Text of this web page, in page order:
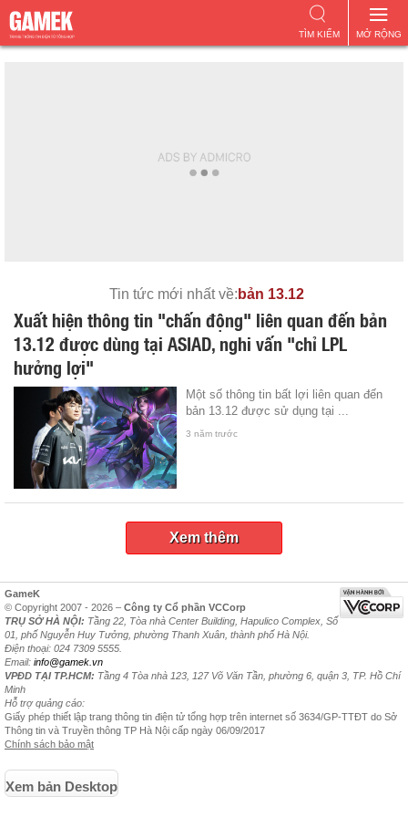
MỞ RỘNG
TÌM KIẾM
Tin tức mới nhất về: bản 13.12
Xuất hiện thông tin "chấn động" liên quan đến bản
13.12 được dùng tại ASIAD, nghi vấn "chỉ LPL
hưởng lợi"
Một số thông tin bất lợi liên quan đến
bản 13.12 được sử dụng tại ...
3 năm trước
Xem thêm
GameK
© Copyright 2007 - 2026 – Công ty Cổ phần VCCorp
TRỤ SỞ HÀ NỘI: Tầng 22, Tòa nhà Center Building, Hapulico Complex, Số
01, phố Nguyễn Huy Tưởng, phường Thanh Xuân, thành phố Hà Nội.
Điện thoại: 024 7309 5555.
Email: info@gamek.vn
VPĐD TẠI TP.HCM: Tầng 4 Tòa nhà 123, 127 Võ Văn Tần, phường 6, quận 3, TP. Hồ Chí
Minh
Hỗ trợ quảng cáo:
Giấy phép thiết lập trang thông tin điện tử tổng hợp trên internet số 3634/GP-TTĐT do Sở
Thông tin và Truyền thông TP Hà Nội cấp ngày 06/09/2017
Chính sách bảo mật
Xem bản Desktop